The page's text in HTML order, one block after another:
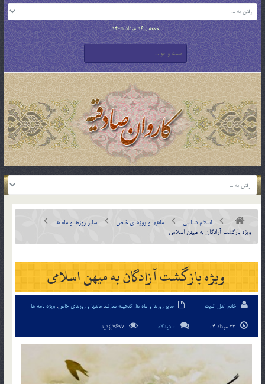
جمعه , 16 مرداد 1405
اسلام شناسی ماهها و روزهای خاص
سایر روزها و ماه ها
ویژه بازگشت آزادگان به میهن اسلامی
ویژه بازگشت آزادگان به میهن اسلامی
خادم اهل البیت سایر روزها و ماه ها, گنجینه معارف, ماهها و روزهای خاص, ویژه نامه ها
0 دیدگاه